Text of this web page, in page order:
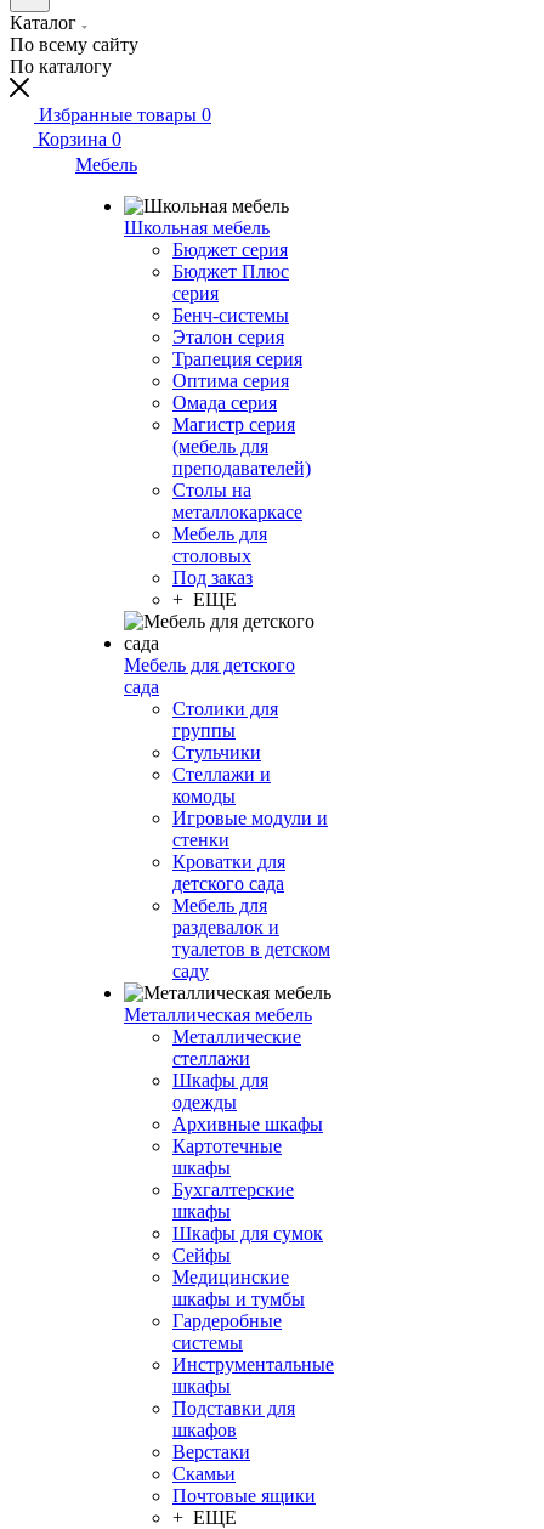
Каталог
По всему сайту
По каталогу
Избранные товары 0
Корзина 0
Мебель
Школьная мебель
Бюджет серия
Бюджет Плюс
серия
Бенч-системы
Эталон серия
Трапеция серия
Оптима серия
Омада серия
Магистр серия
(мебель для
преподавателей)
Столы на
металлокаркасе
Мебель для
столовых
Под заказ
+ ЕЩЕ
Мебель для детского
сада
Столики для
группы
Стульчики
Стеллажи и
комоды
Игровые модули и
стенки
Кроватки для
детского сада
Мебель для
раздевалок и
туалетов в детском
саду
Металлическая мебель
Металлические
стеллажи
Шкафы для
одежды
Архивные шкафы
Картотечные
шкафы
Бухгалтерские
шкафы
Шкафы для сумок
Сейфы
Медицинские
шкафы и тумбы
Гардеробные
системы
Инструментальные
шкафы
Подставки для
шкафов
Верстаки
Скамьи
Почтовые ящики
+ ЕЩЕ